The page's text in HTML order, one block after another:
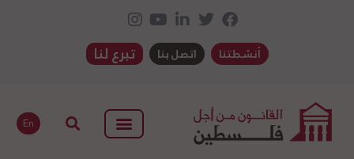
أنشطتنا اتصل بنا تبرع لنا
En